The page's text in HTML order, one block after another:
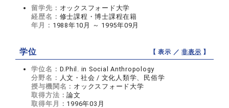
留学先： オックスフォード大学
経歴名： 修士課程・博士課程在籍
年月： 1988年10月 ～ 1995年09月
学位 【 表示 ／非表示 】
学位名： D.Phil. in Social Anthropology
分野名： 人文・社会 / 文化人類学、民俗学
授与機関名： オックスフォード大学
取得方法：論文
取得年月： 1996年03月